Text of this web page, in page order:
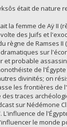
était de nature
la femme de Aÿ II
des Juifs et
de Ramses II
sur
et probable
de
divinités; on
les frontières de
traces
sur Nédémone
L'influence de
le monde